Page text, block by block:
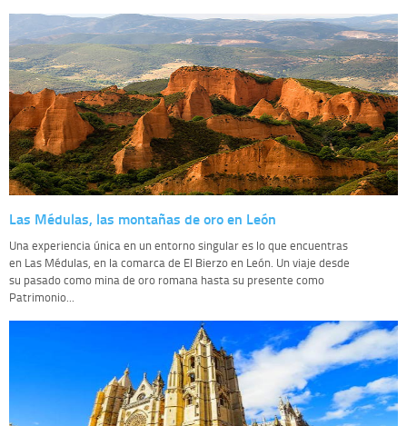
Las Médulas, las montañas de oro en León
Una experiencia única en un entorno singular es lo que encuentras
en Las Médulas, en la comarca de El Bierzo en León. Un viaje desde
su pasado como mina de oro romana hasta su presente como
Patrimonio...